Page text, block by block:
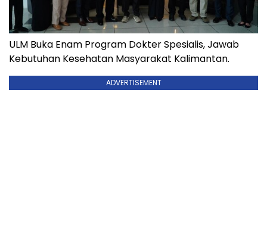
ULM Buka Enam Program Dokter Spesialis, Jawab
Kebutuhan Kesehatan Masyarakat Kalimantan.
ADVERTISEMENT